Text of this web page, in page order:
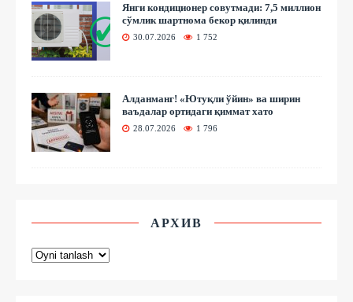
Янги кондиционер совутмади: 7,5 миллион
сўмлик шартнома бекор қилинди
30.07.2026 1 752
Алданманг! «Ютуқли ўйин» ва ширин
ваъдалар ортидаги қиммат хато
28.07.2026 1 796
АРХИВ